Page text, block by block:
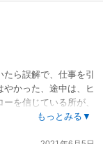
ら誤解で、仕事を引
かった、途中は、ヒ
を信じている所が、
もっとみる▼